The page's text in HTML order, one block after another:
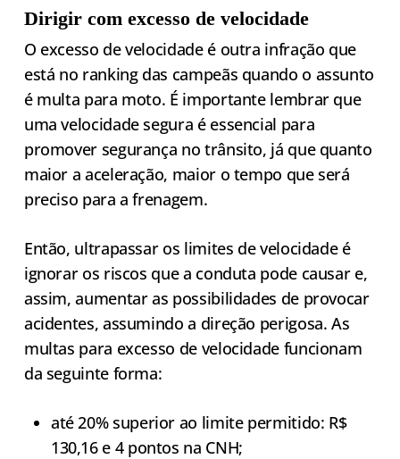
Dirigir com excesso de velocidade
O excesso de velocidade é outra infração que
está no ranking das campeãs quando o assunto
é multa para moto. É importante lembrar que
uma velocidade segura é essencial para
promover segurança no trânsito, já que quanto
maior a aceleração, maior o tempo que será
preciso para a frenagem.
Então, ultrapassar os limites de velocidade é
ignorar os riscos que a conduta pode causar e,
assim, aumentar as possibilidades de provocar
acidentes, assumindo a direção perigosa. As
multas para excesso de velocidade funcionam
da seguinte forma:
até 20% superior ao limite permitido: R$
130,16 e 4 pontos na CNH;